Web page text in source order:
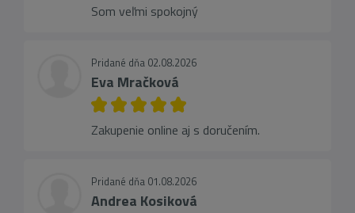
Som veľmi spokojný
Pridané dňa 02.08.2026
Eva Mračková
Zakupenie online aj s doručením.
Pridané dňa 01.08.2026
Andrea Kosiková